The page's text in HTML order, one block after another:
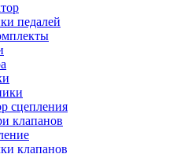
педалей
сцепления
клапанов
клапанов